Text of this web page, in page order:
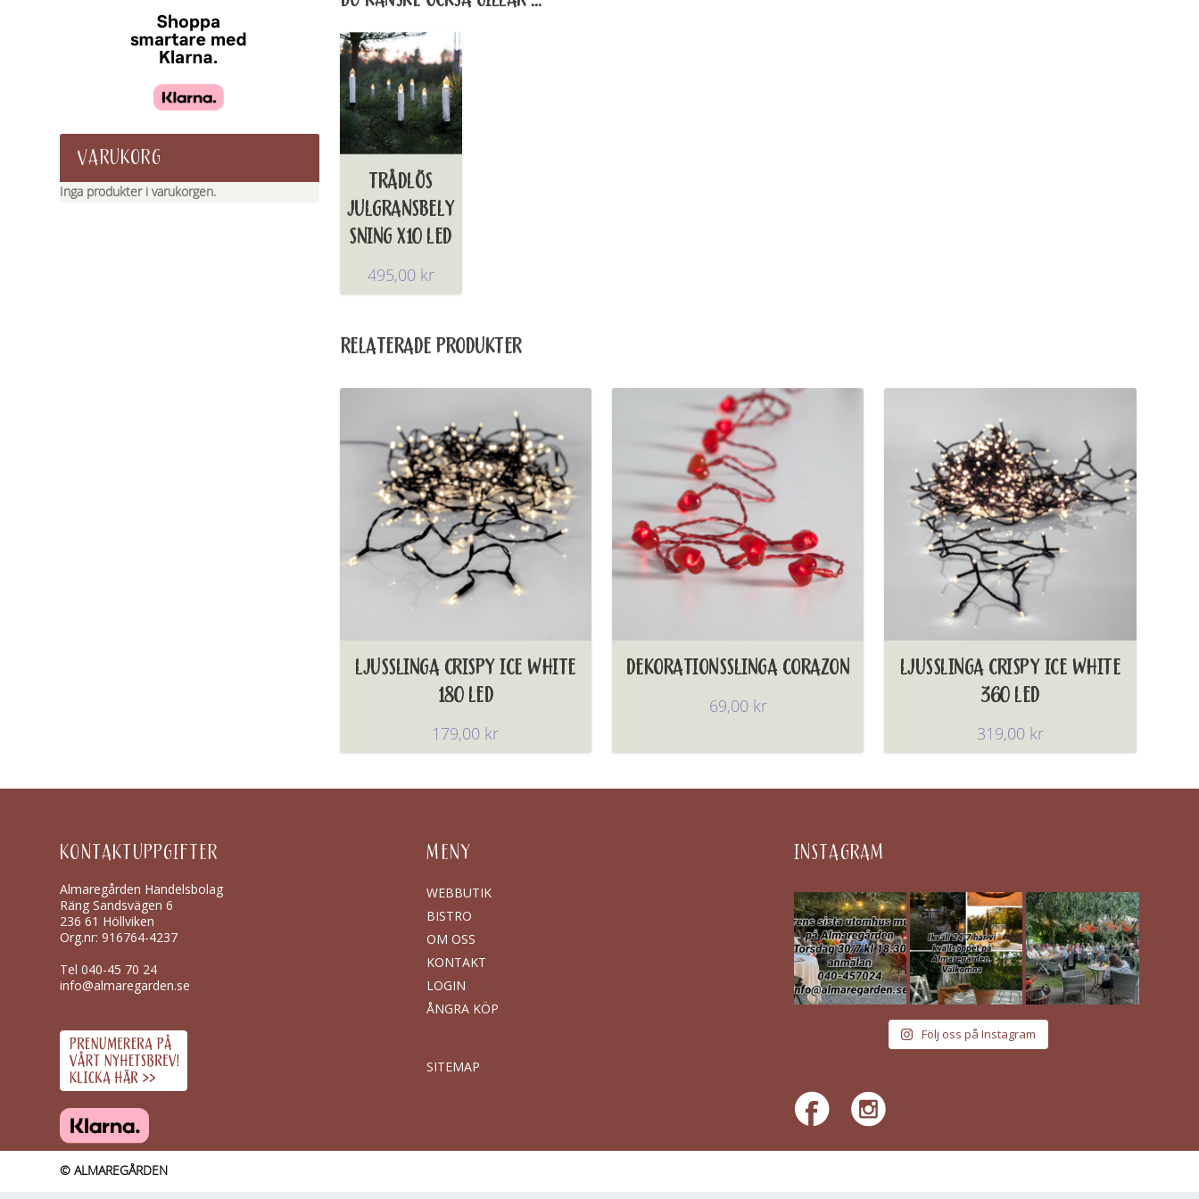
TRÅDLÖS
JULGRANSBELY
SNING X10 LED
495,00 kr
RELATERADE PRODUKTER
LJUSSLINGA CRISPY ICE WHITE
180 LED
179,00 kr
DEKORATIONSSLINGA CORAZON
69,00 kr
LJUSSLINGA CRISPY ICE WHITE
360 LED
319,00 kr
VARUKORG
Inga produkter i varukorgen.
KONTAKTUPPGIFTER
Almaregården Handelsbolag
Räng Sandsvägen 6
236 61 Höllviken
Org.nr: 916764-4237
Tel040-45 70 24
info@almaregarden.se
MENY
WEBBUTIK
BISTRO
OM OSS
KONTAKT
LOGIN
ÅNGRA KÖP
SITEMAP
INSTAGRAM
Följ oss på Instagram
© ALMAREGÅRDEN